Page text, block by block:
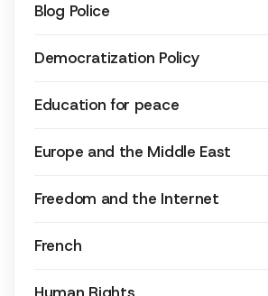
Blog Police
Democratization Policy
Education for peace
Europe and the Middle East
Freedom and the Internet
French